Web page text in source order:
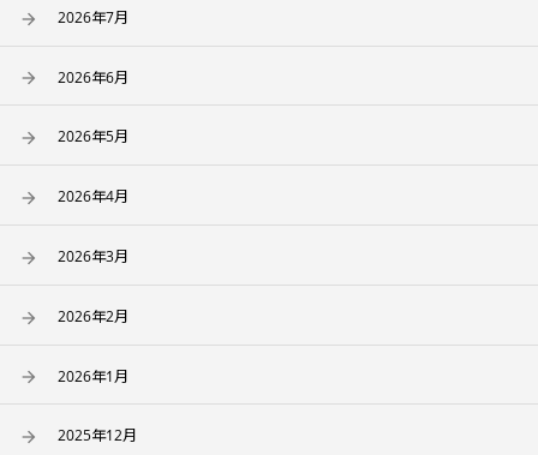
2026年7月
2026年6月
2026年5月
2026年4月
2026年3月
2026年2月
2026年1月
2025年12月